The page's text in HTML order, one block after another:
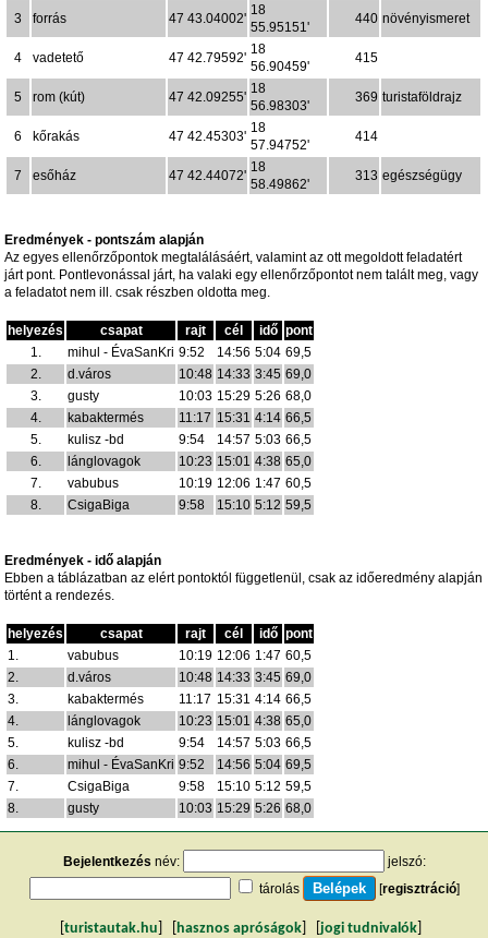
3 forrás 47 43.04002'
18
55.95151'
440 növényismeret
4 vadetető 47 42.79592'
18
56.90459'
415
5 rom (kút) 47 42.09255'
18
56.98303'
369 turistaföldrajz
6 kőrakás 47 42.45303'
18
57.94752'
414
7 esőház 47 42.44072'
18
58.49862'
313 egészségügy
Eredmények - pontszám alapján
Az egyes ellenőrzőpontok megtalálásáért, valamint az ott megoldott feladatért
járt pont. Pontlevonással járt, ha valaki egy ellenőrzőpontot nem talált meg, vagy
a feladatot nem ill. csak részben oldotta meg.
helyezés csapat rajt cél idő pont
1.
mihul - ÉvaSanKri 9:52 14:56 5:04 69,5
2.
d.város 10:48 14:33 3:45 69,0
3.
gusty 10:03 15:29 5:26 68,0
4.
kabaktermés 11:17 15:31 4:14 66,5
5.
kulisz -bd 9:54 14:57 5:03 66,5
6.
lánglovagok 10:23 15:01 4:38 65,0
7.
vabubus 10:19 12:06 1:47 60,5
8.
CsigaBiga 9:58 15:10 5:12 59,5
Eredmények - idő alapján
Ebben a táblázatban az elért pontoktól függetlenül, csak az időeredmény alapján
történt a rendezés.
helyezés csapat rajt cél idő pont
1.
vabubus 10:19 12:06 1:47 60,5
2.
d.város 10:48 14:33 3:45 69,0
3.
kabaktermés 11:17 15:31 4:14 66,5
4.
lánglovagok 10:23 15:01 4:38 65,0
5.
kulisz -bd 9:54 14:57 5:03 66,5
6.
mihul - ÉvaSanKri 9:52 14:56 5:04 69,5
7.
CsigaBiga 9:58 15:10 5:12 59,5
8.
gusty 10:03 15:29 5:26 68,0
Bejelentkezés név:
jelszó:
tárolás
[regisztráció]
turistautak.hu hasznos apróságok jogi tudnivalók